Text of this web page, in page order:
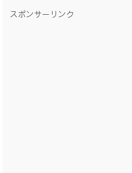
スポンサーリンク